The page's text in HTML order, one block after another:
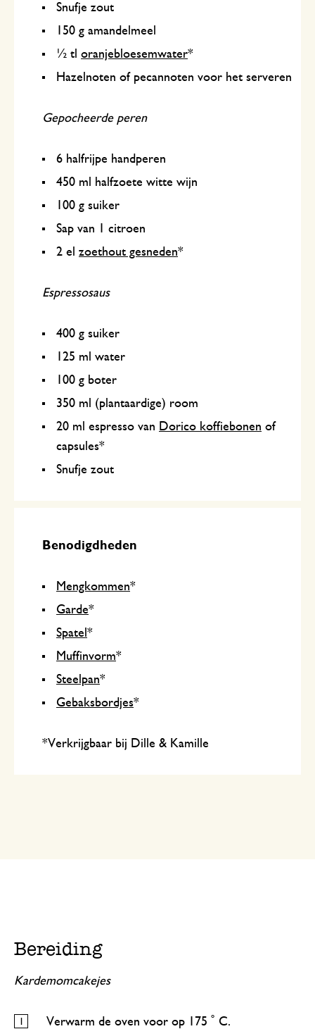
Snufje zout
150 g amandelmeel
½ tl oranjebloesemwater*
Hazelnoten of pecannoten voor het serveren
Gepocheerde peren
6 halfrijpe handperen
450 ml halfzoete witte wijn
100 g suiker
Sap van 1 citroen
2 el zoethout gesneden*
Espressosaus
400 g suiker
125 ml water
100 g boter
350 ml (plantaardige) room
20 ml espresso van Dorico koffiebonen of
capsules*
Snufje zout
Benodigdheden
Mengkommen*
Garde*
Spatel *
Muffinvorm*
Steelpan*
Gebaksbordjes*
*Verkrijgbaar bij Dille & Kamille
Bereiding
Kardemomcakejes
Verwarm de oven voor op 175 ˚ C.